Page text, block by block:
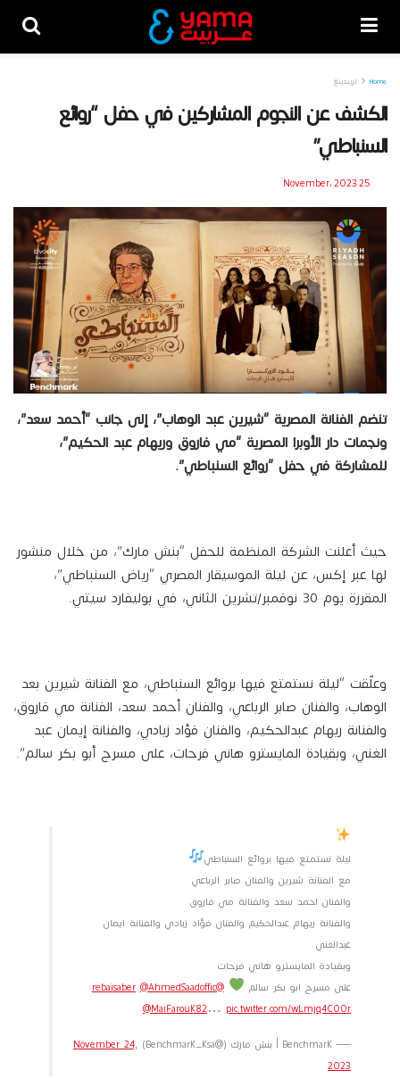
Home تريندينغ
الكشف عن النجوم المشاركين في حفل “روائع
السنباطي”
25 November، 2023
تنضم الفنانة المصرية “شيرين عبد الوهاب”، إلى جانب “أحمد سعد”،
ونجمات دار الأوبرا المصرية “مي فاروق وريهام عبد الحكيم”،
للمشاركة في حفل “روائع السنباطي”.
حيث أعلنت الشركة المنظمة للحفل “بنش مارك”، من خلال منشور
لها عبر إكس، عن ليلة الموسيقار المصري “رياض السنباطي”،
المقررة يوم 30 نوفمبر/تشرين الثاني، في بوليفارد سيتي.
وعلّقت “ليلة نستمتع فيها بروائع السنباطي، مع الفنانة شيرين بعد
الوهاب، والفنان صابر الرباعي، والفنان أحمد سعد، الفنانة مي فاروق،
والفنانة ريهام عبدالحكيم، والفنان فؤاد زبادي، والفنانة إيمان عبد
الغني، وبقيادة المايسترو هاني فرحات، على مسرح أبو بكر سالم”.
ليلة نستمتع فيها بروائع السنباطي
مع الفنانة شيرين والفنان صابر الرباعي
والفنان احمد سعد والفنانة مي فاروق
والفنانة ريهام عبدالحكيم والفنان فؤاد زبادي والفنانة ايمان
عبدالغني
وبقيادة المايسترو هاني فرحات
على مسرح ابو بكر سالم
@rebaisaber
@AhmedSaadoffic
@MaiFarouk82… pic.twitter.com/wLmjq4C00r
— Benchmark | بنش مارك (@Benchmark_ksa)
November 24,
2023